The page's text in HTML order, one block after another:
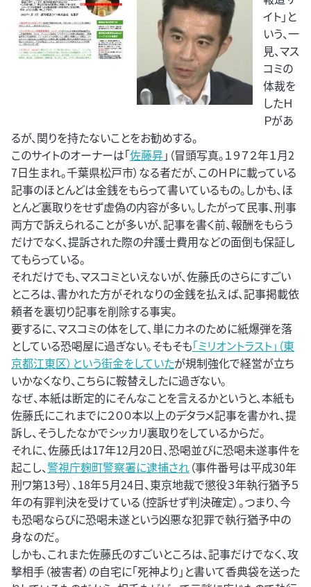
イト」と
いう、一
見、マス
コミの
体裁を
したＨ
Ｐがあ
るが、関りを持たないことをお勧めする。
このサイトのオーナーは「佐藤昇」（冒頭写真。１９７２年１月2
7日生まれ。千葉県松戸市）なる者だが、このＨＰに載っている
記事のほとんどは金銭をもらって書いているもの。しかも、ほ
とんど裏取りをせず虚偽の内容が多い。したがって民事、刑事
両方で訴えられることが多いが、記事を書く前、報酬をもらう
だけでなく、提訴された際の弁護士費用などの面倒も保証し
てもらっている。
それだけでも、マスコミといえないが、佐藤氏のさらにすごい
ところは、書かれた方がそれなりの金銭を払えば、記事掲載依
頼者を裏切り記事を削除する事実。
要するに、マスコミの体をして、単にカネのために紙爆弾を落
としている恐喝屋に過ぎない。そもそも「ミリオントラスト」（東
京都江東区）という街金をしていたが規制強化で経営が立ち
いかなくなり、こちらに鞍替えしたに過ぎない。
なぜ、本紙は断定的にそんなことを言えるかというと、本紙も
佐藤氏にこれまでに２００本以上のデタラメ記事を書かれ、提
訴し、そうしたなかでシッカリ裏取りをしているからだ。
それに、佐藤氏は17年12月20日、恐喝並びに恐喝未遂事件を
起こし、警視庁麹町警察署に逮捕され（事件番号は平成30年
刑ワ第13号）、18年５月24日、東京地裁で懲役３年執行猶予５
年の有罪判決を受けている（控訴せず判決確定）。つまり、今
も恐喝ならびに恐喝未遂という凶悪な犯罪で執行猶予中の
身なのだ。
しかも、これまた佐藤氏のすごいところは、記事だけでなく、攻
撃相手（被害者）の自宅に「死神より」と書いて香典袋を送った